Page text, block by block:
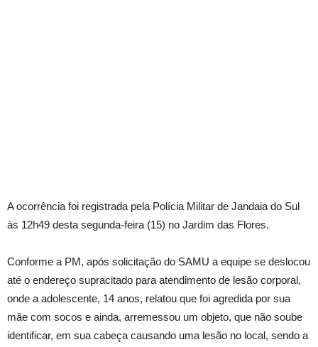
A ocorrência foi registrada pela Polícia Militar de Jandaia do Sul
às 12h49 desta segunda-feira (15) no Jardim das Flores.
Conforme a PM, após solicitação do SAMU a equipe se deslocou
até o endereço supracitado para atendimento de lesão corporal,
onde a adolescente, 14 anos, relatou que foi agredida por sua
mãe com socos e ainda, arremessou um objeto, que não soube
identificar, em sua cabeça causando uma lesão no local, sendo a